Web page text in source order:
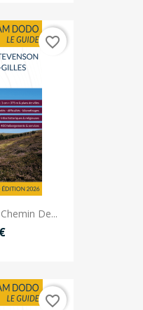
De...
favorite_border
favorite_border